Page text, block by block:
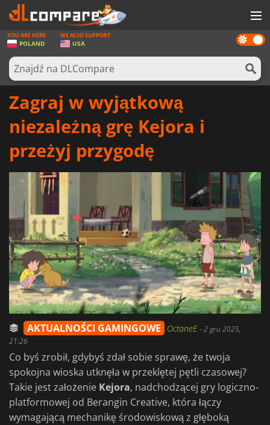
GRY
KARTY DO GIER
OPROGRAMOWANIE
REWARDS
AKTUALNOŚCI
ZALOGUJ SIĘ LUB ZAREJESTRUJ
Dark
mode
YOU ARE HERE
POLAND
WE ALSO SUPPORT
USA
Zagraj w wyjątkową
niezależną grę Kejora i
przeżyj przygodę
AKTUALNOŚCI GAMINGOWE OctaneE-2 gru 2025,
21:26
Co byś zrobił, gdybyś zdał sobie sprawę, że twoja
spokojna wioska utknęła w przeklętej pętli czasowej?
Takie jest założenie Kejora, nadchodzącej gry logiczno-
platformowej od Berangin Creative, która łączy
wymagającą mechanikę środowiskową z głęboką